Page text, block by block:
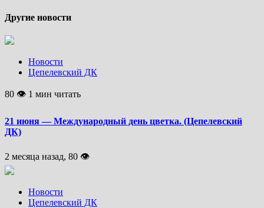
Другие новости
Новости
Цепелевский ДК
80 👁 1 мин читать
21 июня — Международный день цветка. (Цепелевский
ДК)
2 месяца назад, 80 👁
Новости
Цепелевский ДК